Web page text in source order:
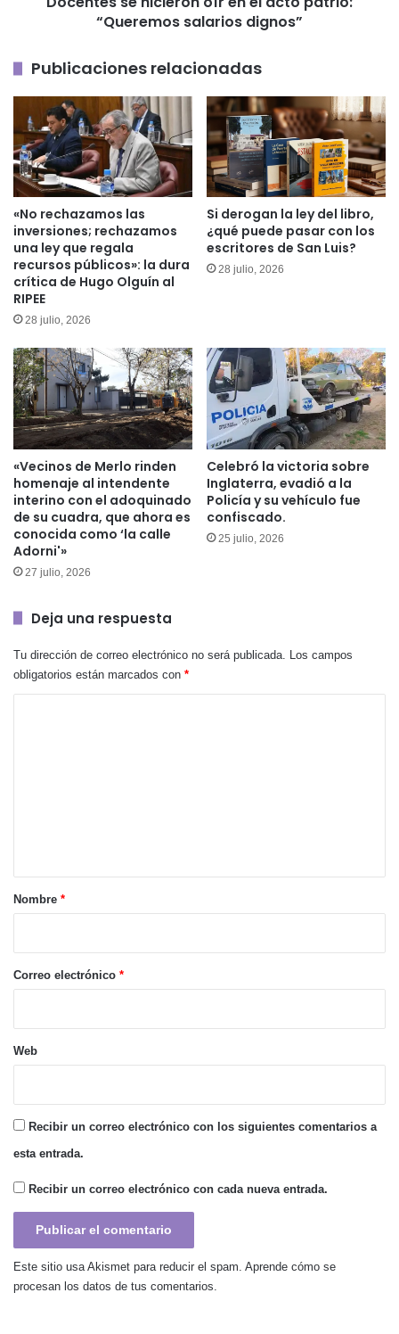
“Queremos salarios dignos”
Publicaciones relacionadas
«No rechazamos las
inversiones; rechazamos
una ley que regala
recursos públicos»: la dura
crítica de Hugo Olguín al
RIPEE
28 julio, 2026
Si derogan la ley del libro,
¿qué puede pasar con los
escritores de San Luis?
28 julio, 2026
«Vecinos de Merlo rinden
homenaje al intendente
interino con el adoquinado
de su cuadra, que ahora es
conocida como ‘la calle
Adorni'»
27 julio, 2026
Celebró la victoria sobre
Inglaterra, evadió a la
Policía y su vehículo fue
confiscado.
25 julio, 2026
Deja una respuesta
Tu dirección de correo electrónico no será publicada. Los campos
obligatorios están marcados con *
r
*
Nombre *
Correo electrónico *
Web
Recibir un correo electrónico con los siguientes comentarios a
esta entrada.
Recibir un correo electrónico con cada nueva entrada.
Este sitio usa Akismet para reducir el spam. Aprende cómo se
procesan los datos de tus comentarios.